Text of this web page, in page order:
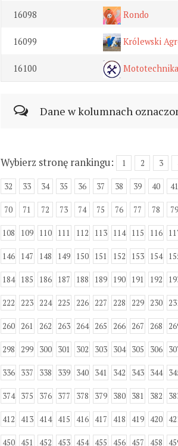
16098 Rondo
16099 Królewski
16100 Mototechnika
Dane w kolumnach
Wybierz stronę rankingu: 1 2 3
32 33 34 35 36 37 38 39 40 41
70 71 72 73 74 75 76 77 78 79
108 109 110 111 112 113 114 115 116
146 147 148 149 150 151 152 153 154
184 185 186 187 188 189 190 191 192
222 223 224 225 226 227 228 229 230
260 261 262 263 264 265 266 267 268
298 299 300 301 302 303 304 305 306
336 337 338 339 340 341 342 343 344
374 375 376 377 378 379 380 381 382
412 413 414 415 416 417 418 419 420
450 451 452 453 454 455 456 457 458